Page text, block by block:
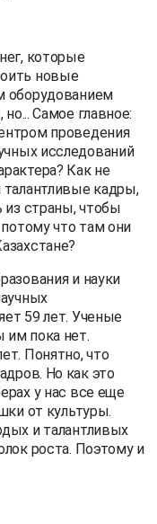
которые
новые
оборудованием
Самое главное:
проведения
исследований
Как не
талантливые кадры,
из страны, чтобы
потому что там они
и науки
59 лет. Ученые
им пока нет.
Понятно, что
Но как это
у нас все еще
от культуры.
и талантливых
роста. Поэтому и